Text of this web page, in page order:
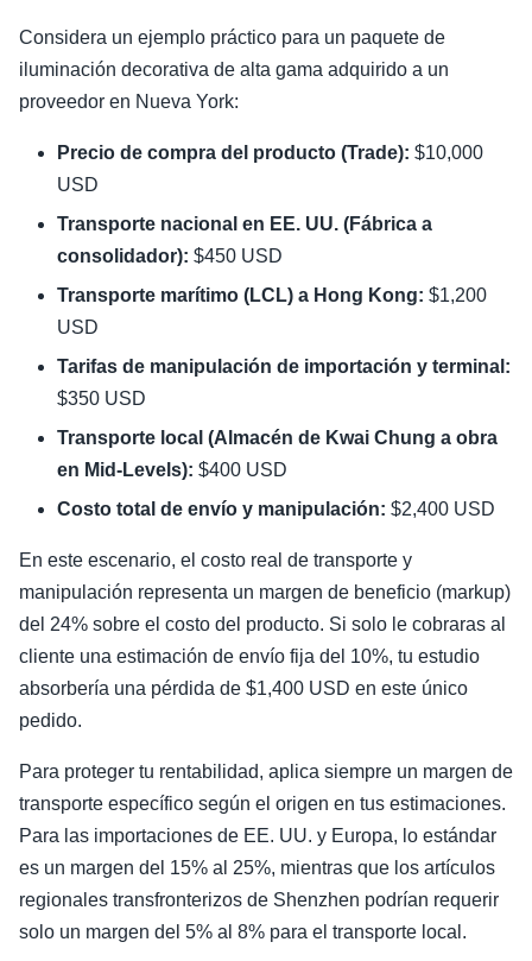
Considera un ejemplo práctico para un paquete de
iluminación decorativa de alta gama adquirido a un
proveedor en Nueva York:
Precio de compra del producto (Trade): $10,000
USD
Transporte nacional en EE. UU. (Fábrica a
consolidador): $450 USD
Transporte marítimo (LCL) a Hong Kong: $1,200
USD
Tarifas de manipulación de importación y terminal:
$350 USD
Transporte local (Almacén de Kwai Chung a obra
en Mid-Levels): $400 USD
Costo total de envío y manipulación: $2,400 USD
En este escenario, el costo real de transporte y
manipulación representa un margen de beneficio (markup)
del 24% sobre el costo del producto. Si solo le cobraras al
cliente una estimación de envío fija del 10%, tu estudio
absorbería una pérdida de $1,400 USD en este único
pedido.
Para proteger tu rentabilidad, aplica siempre un margen de
transporte específico según el origen en tus estimaciones.
Para las importaciones de EE. UU. y Europa, lo estándar
es un margen del 15% al 25%, mientras que los artículos
regionales transfronterizos de Shenzhen podrían requerir
solo un margen del 5% al 8% para el transporte local.